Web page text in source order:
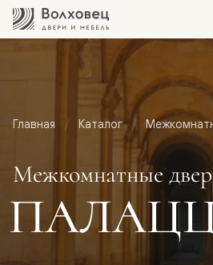
Главная Каталог
Межкомнатные